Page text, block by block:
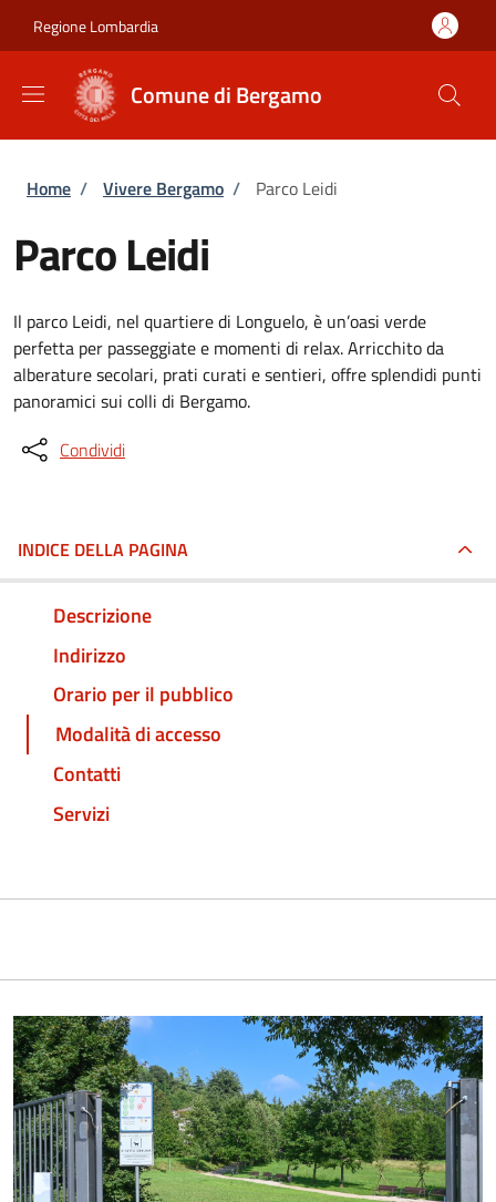
Regione Lombardia
Comune di Bergamo
Briciole di pane
Home / Vivere Bergamo / Parco Leidi
Parco Leidi
Il parco Leidi, nel quartiere di Longuelo, è un’oasi verde
perfetta per passeggiate e momenti di relax. Arricchito da
alberature secolari, prati curati e sentieri, offre splendidi punti
panoramici sui colli di Bergamo.
Condividi
INDICE DELLA PAGINA
Descrizione
Indirizzo
Orario per il pubblico
Modalità di accesso
Contatti
Servizi